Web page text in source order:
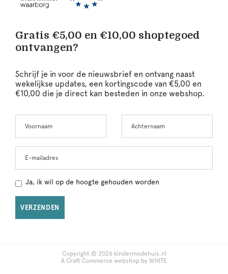
Gratis €5,00 en €10,00 shoptegoed
ontvangen?
Schrijf je in voor de nieuwsbrief en ontvang naast
wekelijkse updates, een kortingscode van €5,00 en
€10,00 die je direct kan besteden in onze webshop.
this
Ja, ik wil op de hoogte gehouden worden
VERZENDEN
Copyright © 2026 kindermodehuis.nl
A Craft Commerce webshop by WHITE